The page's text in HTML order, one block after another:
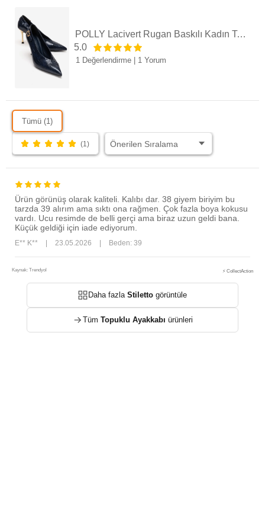
POLLY Lacivert Rugan Baskılı Kadın Topuklu Ayakkabı
5.0
1 Değerlendirme | 1 Yorum
Tümü (1)
(1)
Ürün görünüş olarak kaliteli. Kalıbı dar. 38 giyem biriyim bu
tarzda 39 alırım ama sıktı ona rağmen. Çok fazla boya kokusu
vardı. Ucu resimde de belli gerçi ama biraz uzun geldi bana.
Küçük geldiği için iade ediyorum.
E** K** 23.05.2026 Beden: 39
Kaynak: Trendyol ⚡ CollectAction
Daha fazlaStiletto görüntüle
Tüm Topuklu Ayakkabı ürünleri